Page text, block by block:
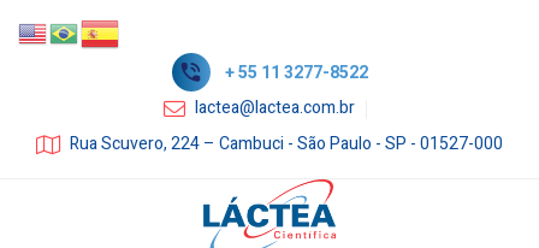
+ 55 11 3277-8522
lactea@lactea.com.br
Rua Scuvero, 224 – Cambuci - São Paulo - SP - 01527-000